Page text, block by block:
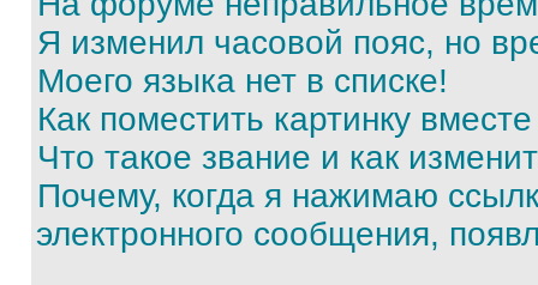
Я изменил часовой пояс, но
Моего языка нет в списке!
Как поместить картинку
Что такое звание и как
Почему, когда я нажимаю
электронного сообщения,